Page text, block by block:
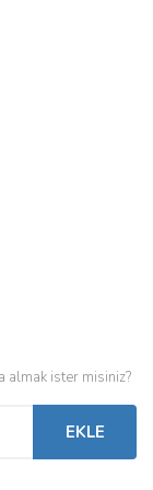
almak ister misiniz?
EKLE